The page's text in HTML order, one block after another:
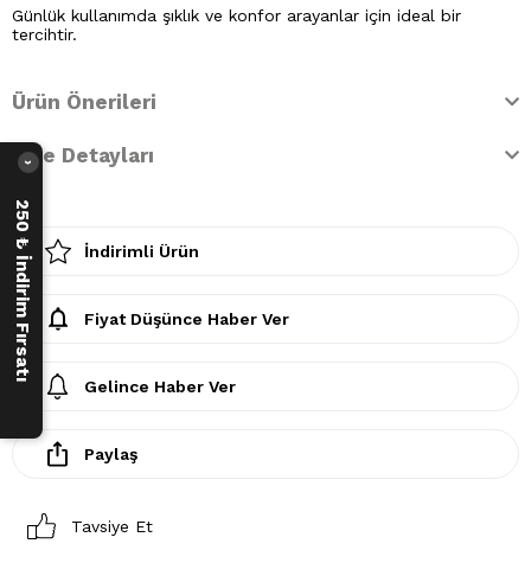
Günlük kullanımda şıklık ve konfor arayanlar için ideal bir
tercihtir.
Ürün Önerileri
İade Detayları
İndirimli Ürün
Fiyat Düşünce Haber Ver
Gelince Haber Ver
Paylaş
Tavsiye Et
250 ₺ İndirim Fırsatı
›